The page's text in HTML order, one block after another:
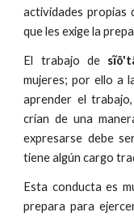
actividades propias
que les exige la
El trabajo de
mujeres; por ello a
aprender el
crían de una
expresarse debe
tiene algún cargo
Esta conducta es
prepara para